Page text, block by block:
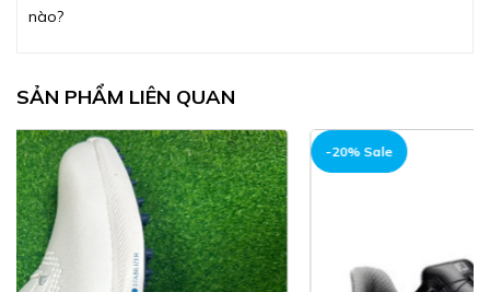
nào?
SẢN PHẨM LIÊN QUAN
-20% Sale